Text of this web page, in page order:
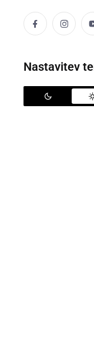
Nastavitev
V